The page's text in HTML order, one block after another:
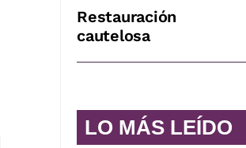
Restauración
cautelosa
LO MÁS LEÍDO